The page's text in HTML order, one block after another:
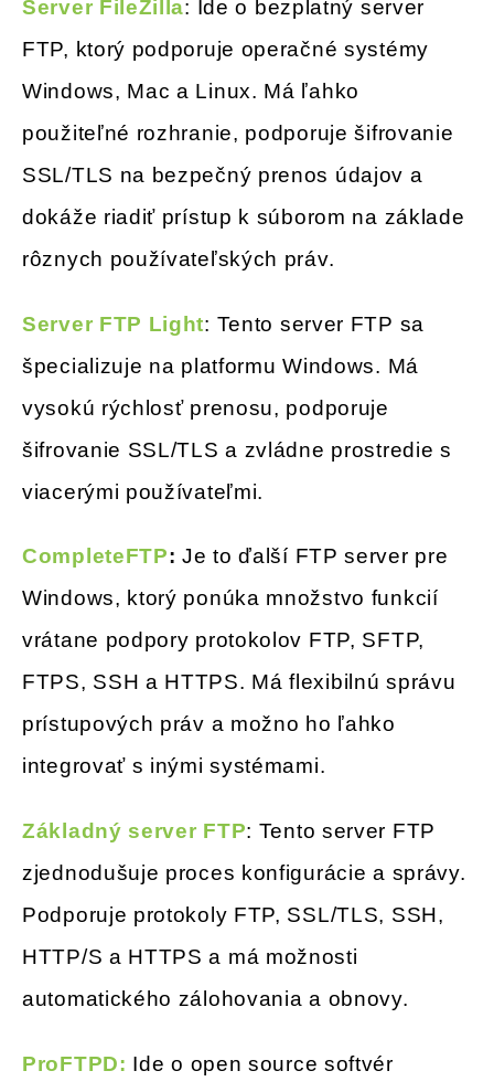
Server FileZilla: Ide o bezplatný server
FTP, ktorý podporuje operačné systémy
Windows, Mac a Linux. Má ľahko
použiteľné rozhranie, podporuje šifrovanie
SSL/TLS na bezpečný prenos údajov a
dokáže riadiť prístup k súborom na základe
rôznych používateľských práv.
Server FTP Light: Tento server FTP sa
špecializuje na platformu Windows. Má
vysokú rýchlosť prenosu, podporuje
šifrovanie SSL/TLS a zvládne prostredie s
viacerými používateľmi.
CompleteFTP: Je to ďalší FTP server pre
Windows, ktorý ponúka množstvo funkcií
vrátane podpory protokolov FTP, SFTP,
FTPS, SSH a HTTPS. Má flexibilnú správu
prístupových práv a možno ho ľahko
integrovať s inými systémami.
Základný server FTP: Tento server FTP
zjednodušuje proces konfigurácie a správy.
Podporuje protokoly FTP, SSL/TLS, SSH,
HTTP/S a HTTPS a má možnosti
automatického zálohovania a obnovy.
ProFTPD: Ide o open source softvér